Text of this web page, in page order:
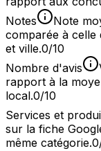
Notes
Note
comparée à celle
et ville.0/10
Nombre d'avis
rapport à la
local.0/10
Services et
sur la fiche
même catégorie.